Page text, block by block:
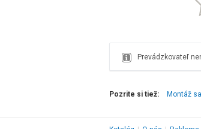
Prevádzkovateľ
Pozrite si tiež: Montáž